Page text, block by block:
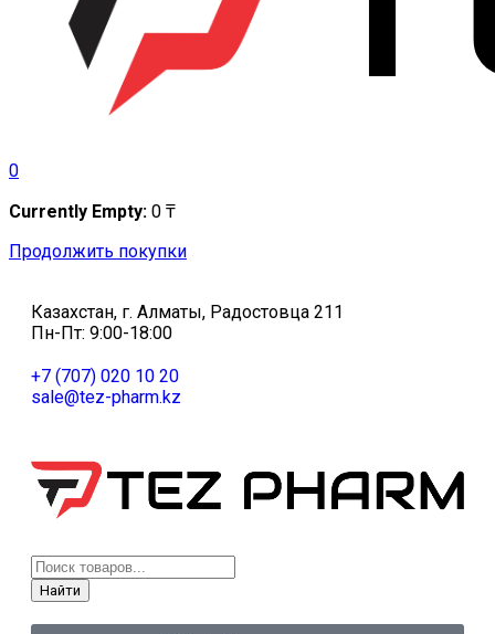
0
Currently Empty: 0 ₸
Продолжить покупки
Казахстан, г. Алматы, Радостовца 211
Пн-Пт: 9:00-18:00
+7 (707) 020 10 20
sale@tez-pharm.kz
Найти